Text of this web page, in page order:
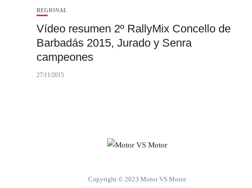
REGIONAL
Vídeo resumen 2º RallyMix Concello de
Barbadás 2015, Jurado y Senra
campeones
27/11/2015
Copyright © 2023 Motor VS Motor